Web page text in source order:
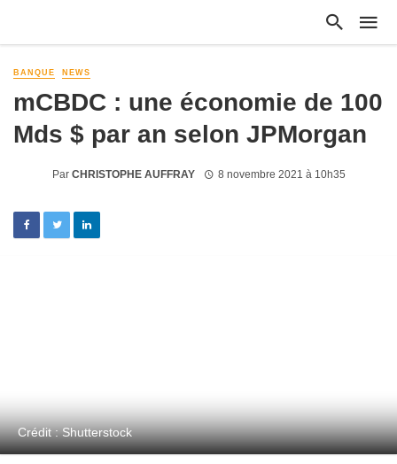
BANQUE NEWS
mCBDC : une économie de 100
Mds $ par an selon JPMorgan
Par CHRISTOPHE AUFFRAY 8 novembre 2021 à 10h35
Crédit : Shutterstock